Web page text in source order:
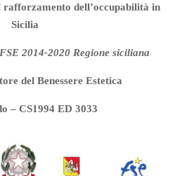
rafforzamento dell’occupabilità in
Sicilia
2014-2020 Regione siciliana
del Benessere Estetica
– CS1994 ED 3033